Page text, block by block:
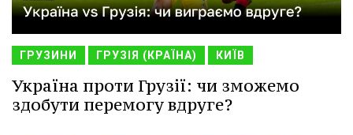
ГРУЗИНИ ГРУЗІЯ (КРАЇНА) КИЇВ
Україна проти Грузії: чи зможемо
здобути перемогу вдруге?